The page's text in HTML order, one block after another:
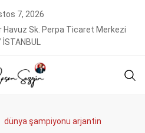
7, 2026
Havuz Sk. Perpa Ticaret Merkezi
dünya şampiyonu arjantin